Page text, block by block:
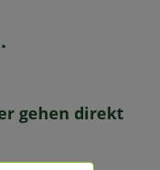
gehen direkt